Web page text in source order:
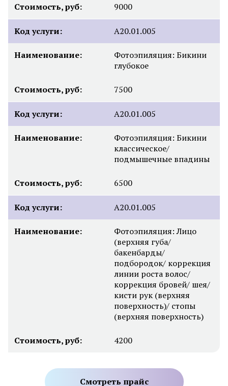
Стоимость, руб: 9000
Код услуги: А20.01.005
Наименование:
Фотоэпиляция: Бикини
глубокое
Стоимость, руб: 7500
Код услуги: А20.01.005
Наименование:
Фотоэпиляция: Бикини
классическое/
подмышечные впадины
Стоимость, руб: 6500
Код услуги: А20.01.005
Наименование:
Фотоэпиляция: Лицо
(верхняя губа/
бакенбарды/
подбородок/ коррекция
линии роста волос/
коррекция бровей/ шея/
кисти рук (верхняя
поверхность)/ стопы
(верхняя поверхность)
Стоимость, руб: 4200
Смотреть прайс